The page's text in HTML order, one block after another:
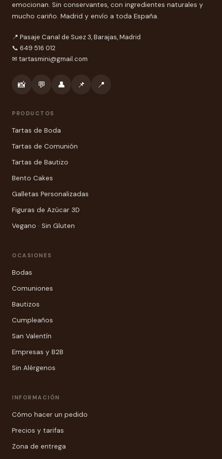
emocionan. Sin conservantes, con ingredientes naturales y
mucho cariño. Madrid y envío a toda España.
📍 Pasaje Canal de Suez 3, Barajas, Madrid
📞 649 516 012
✉ tartasmini@gmail.com
📸 💬 👤 📌 📍
PRODUCTOS
Tartas de Boda
Tartas de Comunión
Tartas de Bautizo
Bento Cakes
Galletas Personalizadas
Figuras de Azúcar 3D
Vegano · Sin Gluten
OCASIONES
Bodas
Comuniones
Bautizos
Cumpleaños
San Valentín
Empresas y B2B
Sin Alérgenos
INFORMACIÓN
Cómo hacer un pedido
Precios y tarifas
Zona de entrega